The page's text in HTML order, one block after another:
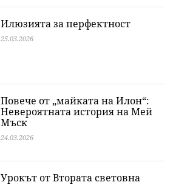
Илюзията за перфектност
25.03.2026
Повече от „майката на Илон“:
Невероятната история на Мей
Мъск
24.03.2026
Урокът от Втората световна